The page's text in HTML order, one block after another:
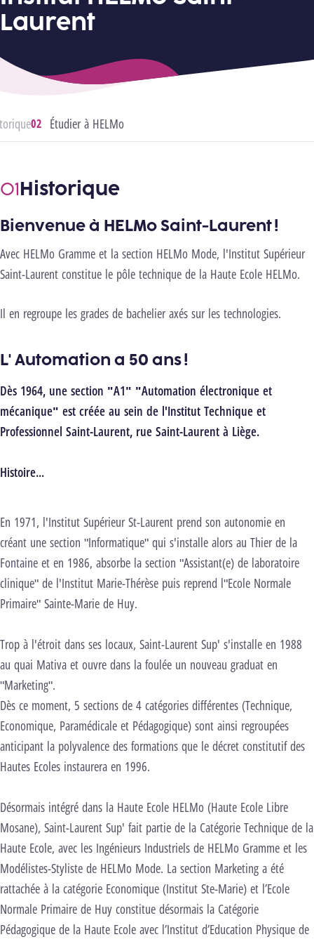
Laurent
Étudier à HELMo
Historique
Bienvenue à HELMo Saint-Laurent !
Avec HELMo Gramme et la section HELMo Mode, l'Institut Supérieur
Saint-Laurent constitue le pôle technique de la Haute Ecole HELMo.
Il en regroupe les grades de bachelier axés sur les technologies.
L' Automation a 50 ans !
Dès 1964, une section "A1" "Automation électronique et
mécanique" est créée au sein de l'Institut Technique et
Professionnel Saint-Laurent, rue Saint-Laurent à Liège.
Histoire...
En 1971, l'Institut Supérieur St-Laurent prend son autonomie en
créant une section "Informatique" qui s'installe alors au Thier de la
Fontaine et en 1986, absorbe la section "Assistant(e) de laboratoire
clinique" de l'Institut Marie-Thérèse puis reprend l"Ecole Normale
Primaire" Sainte-Marie de Huy.
Trop à l'étroit dans ses locaux, Saint-Laurent Sup' s'installe en 1988
au quai Mativa et ouvre dans la foulée un nouveau graduat en
"Marketing".
Dès ce moment, 5 sections de 4 catégories différentes (Technique,
Economique, Paramédicale et Pédagogique) sont ainsi regroupées
anticipant la polyvalence des formations que le décret constitutif des
Hautes Ecoles instaurera en 1996.
Désormais intégré dans la Haute Ecole HELMo (Haute Ecole Libre
Mosane), Saint-Laurent Sup' fait partie de la Catégorie Technique de la
Haute Ecole, avec les Ingénieurs Industriels de HELMo Gramme et les
Modélistes-Styliste de HELMo Mode. La section Marketing a été
rattachée à la catégorie Economique (Institut Ste-Marie) et l’Ecole
Normale Primaire de Huy constitue désormais la Catégorie
Pédagogique de la Haute Ecole avec l’Institut d’Education Physique de